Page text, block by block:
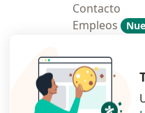
Contacto
Empleos
Contratación